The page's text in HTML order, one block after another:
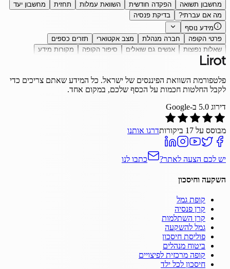
מחשבון תשואה
הפקדה חודשית השוואת עמלות תחזית
מחשבון יעד
מה אם עברתי?
בדיקת פנסיה
מידע נוסף
פרטי הקופה
חברה מנהלת מצב אקטוארי
תזרים כספים
שאלות נפוצות
אנשים גם שואלים סיפור הקופה מקורות מידע
פלטפורמת השוואת הפיננסים של ישראל. כל המידע שאתם צריכים כדי
לקבל החלטות חכמות על הכסף שלכם, במקום אחד.
דירוג 5.0 ב-Google
מבוסס על 17 ביקורותדרגו אותנו
יש לכם הצעה לאתר? כתבו לנו
השקעה וחיסכון
קופת גמל
קרן פנסיה
קרן השתלמות
גמל להשקעה
פוליסת חיסכון
ביטוח מנהלים
קופה מרכזית לפיצויים
חיסכון לכל ילד